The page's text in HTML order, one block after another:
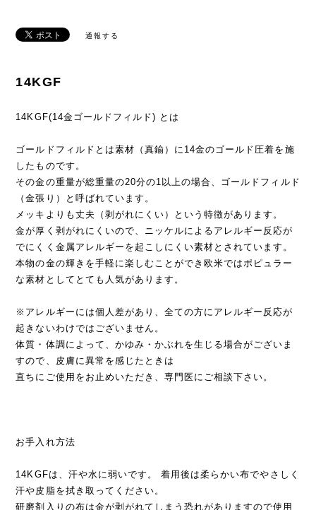
通報する
14KGF
14KGF(14金ゴールドフィルド) とは
ゴールドフィルドとは素材（真鍮）に14金のゴールド圧着を施
したものです。
その金の重量が総重量の20分の1以上の場合、ゴールドフィルド
（金張り）と呼ばれています。
メッキよりも丈夫（剥がれにくい）という特徴があります。
金が厚く剥がれにくいので、ニッケルによるアレルギー反応が
でにくく金属アレルギーを起こしにくい素材とされています。
本物の金の輝きを手軽に楽しむことができ欧米ではポピュラー
な素材としてとても人気があります。
※アレルギーには個人差があり、全ての方にアレルギー反応が
起きないわけではございません。
体質・体調によって、かゆみ・かぶれを生じる場合がございま
すので、皮膚に異常を感じたときは
直ちにご使用をお止めいただき、専門医にご相談下さい。
お手入れ方法
14KGFは、汗や水に弱いです。 着用後は柔らかい布でやさしく
汗や皮脂を拭き取ってください。
研磨剤入りの布は金が剥がれてしまう恐れがありますので使用